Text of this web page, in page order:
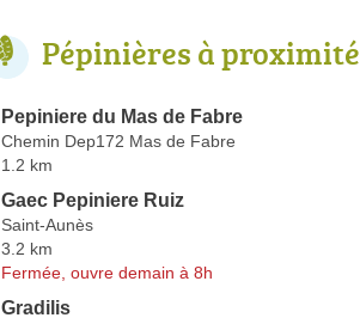
Pépinières à proximité
Pepiniere du Mas de Fabre
Chemin Dep172 Mas de Fabre
1.2 km
Gaec Pepiniere Ruiz
Saint-Aunès
3.2 km
Fermée, ouvre demain à 8h
Gradilis